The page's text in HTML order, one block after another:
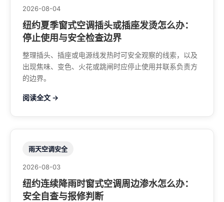
2026-08-04
纽约夏季窗式空调插头或插座发烫怎么办：
停止使用与安全检查边界
整理插头、插座或电源线发热时可安全观察的线索，以及
出现焦味、变色、火花或跳闸时应停止使用并联系负责方
的边界。
阅读全文 →
雨天空调安全
2026-08-03
纽约连续降雨时窗式空调周边渗水怎么办：
安全自查与报修判断